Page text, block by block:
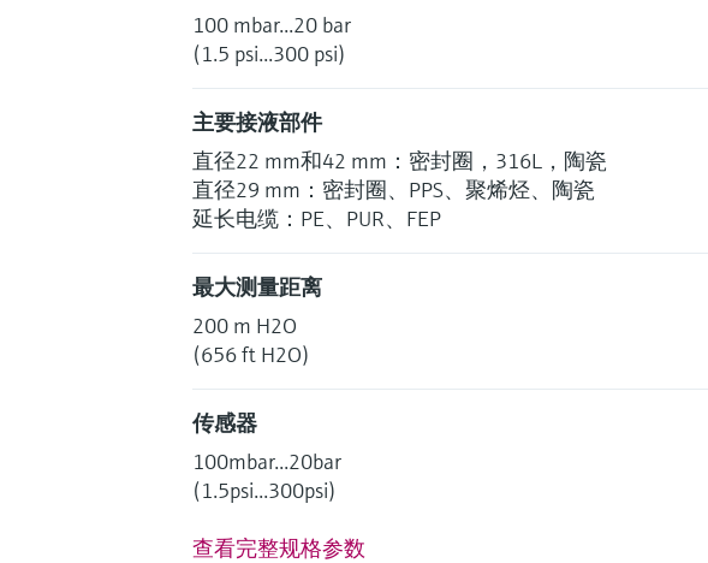
100 mbar...20 bar
(1.5 psi...300 psi)
主要接液部件
直径22 mm和42 mm：密封圈，316L，陶瓷
直径29 mm：密封圈、PPS、聚烯烃、陶瓷
延长电缆：PE、PUR、FEP
最大测量距离
200 m H2O
(656 ft H2O)
传感器
100mbar...20bar
(1.5psi...300psi)
查看完整规格参数